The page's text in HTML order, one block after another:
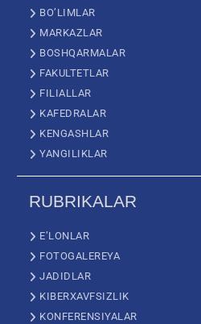
BO’LIMLAR
MARKAZLAR
BOSHQARMALAR
FAKULTETLAR
FILIALLAR
KAFEDRALAR
KENGASHLAR
YANGILIKLAR
RUBRIKALAR
E’LONLAR
FOTOGALEREYA
JADIDLAR
KIBERXAVFSIZLIK
KONFERENSIYALAR